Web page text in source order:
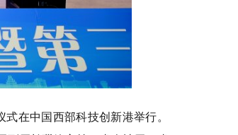
在中国西部科技创新港举行。